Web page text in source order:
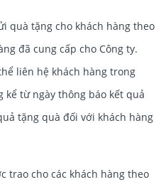
tặng cho khách hàng theo
đã cung cấp cho Công ty.
liên hệ khách hàng trong
kể từ ngày thông báo kết quả
tặng quà đối với khách hàng
cho các khách hàng theo